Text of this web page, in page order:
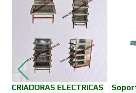
Contadores
Control de Plagas
Conversiones
CRIADORAS ELECTRICAS